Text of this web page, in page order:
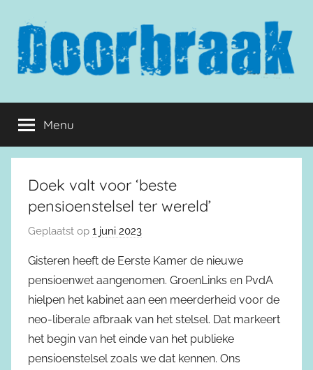
inhoud
springen
Doorbraak.eu
Menu
Doek valt voor ‘beste
pensioenstelsel ter wereld’
Geplaatst op 1 juni 2023
Gisteren heeft de Eerste Kamer de nieuwe
pensioenwet aangenomen. GroenLinks en PvdA
hielpen het kabinet aan een meerderheid voor de
neo-liberale afbraak van het stelsel. Dat markeert
het begin van het einde van het publieke
pensioenstelsel zoals we dat kennen. Ons